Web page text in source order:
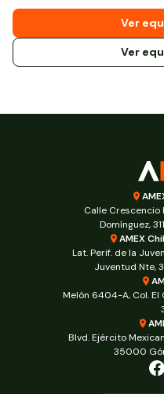
Ver
Ver
Calle Crescencio
Domínguez,
AMEX
Lat. Perif. de la
Juventud Nte,
Melón 6404-A, Col. El
Blvd. Ejército
35000